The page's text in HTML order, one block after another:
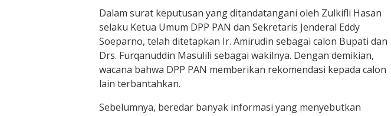
Dalam surat keputusan yang ditandatangani oleh Zulkifli Hasan
selaku Ketua Umum DPP PAN dan Sekretaris Jenderal Eddy
Soeparno, telah ditetapkan Ir. Amirudin sebagai calon Bupati dan
Drs. Furqanuddin Masulili sebagai wakilnya. Dengan demikian,
wacana bahwa DPP PAN memberikan rekomendasi kepada calon
lain terbantahkan.
Sebelumnya, beredar banyak informasi yang menyebutkan